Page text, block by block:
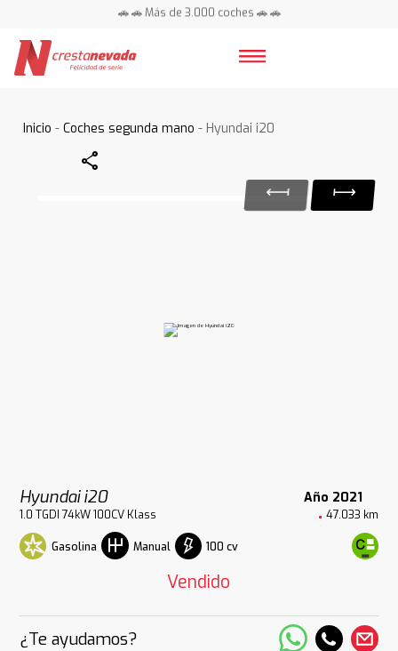
🚗 🚗 Más de 3.000 coches 🚗 🚗
Inicio -Coches segunda mano - Hyundai i20
Share
Hyundai i20 Año 2021
1.0 TGDI 74kW 100CV Klass 47.033 km
Gasolina Manual 100 cv
Vendido
¿Te ayudamos?